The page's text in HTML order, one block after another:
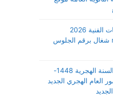
رابط نتيجة الدبلومات الفنية 2026
nategafany.emis شغال برقم الجلوس
رسائل تهنئة رأس السنة الهجرية 1448-
صور العام الهجري الجديد